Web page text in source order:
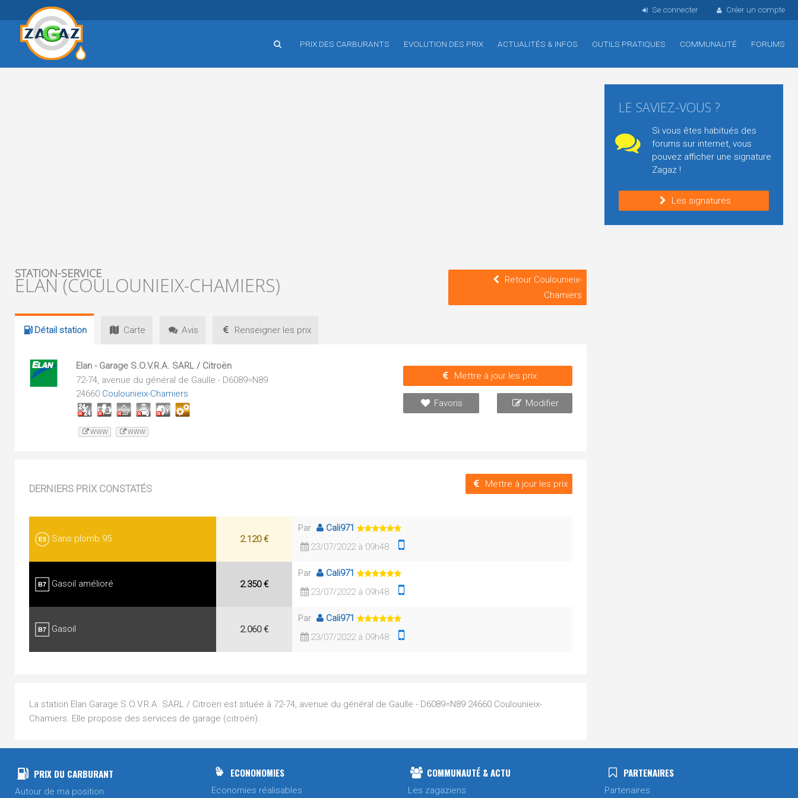
Se connecter Créer un compte
PRIX DES CARBURANTS EVOLUTION DES PRIX ACTUALITÉS & INFOS OUTILS PRATIQUES COMMUNAUTÉ FORUMS
STATION-SERVICE
ELAN (COULOUNIEIX-CHAMIERS)
Retour Coulounieix-
Chamiers
Détail station Carte Avis Renseigner les prix
Elan - Garage S.O.V.R.A. SARL / Citroën
72-74, avenue du général de Gaulle - D6089=N89
24660 Coulounieix-Chamiers
WWW WWW
Mettre à jour les prix
Favoris Modifier
DERNIERS PRIX CONSTATÉS Mettre à jour les prix
Sans plomb 95 2.120 €
Par
Cali971
23/07/2022 à 09h48
Gasoil amélioré 2.350 €
Par
Cali971
23/07/2022 à 09h48
Gasoil 2.060 €
Par
Cali971
23/07/2022 à 09h48
La station Elan Garage S.O.V.R.A. SARL / Citroën est située à 72-74, avenue du général de Gaulle - D6089=N89 24660 Coulounieix-
Chamiers. Elle propose des services de garage (citroën).
LE SAVIEZ-VOUS ?
Si vous êtes habitués des
forums sur internet, vous
pouvez afficher une signature
Zagaz !
Les signatures
PRIX DU CARBURANT
Autour de ma position
ECONONOMIES
Economies réalisables
COMMUNAUTÉ & ACTU
Les zagaziens
PARTENAIRES
Partenaires